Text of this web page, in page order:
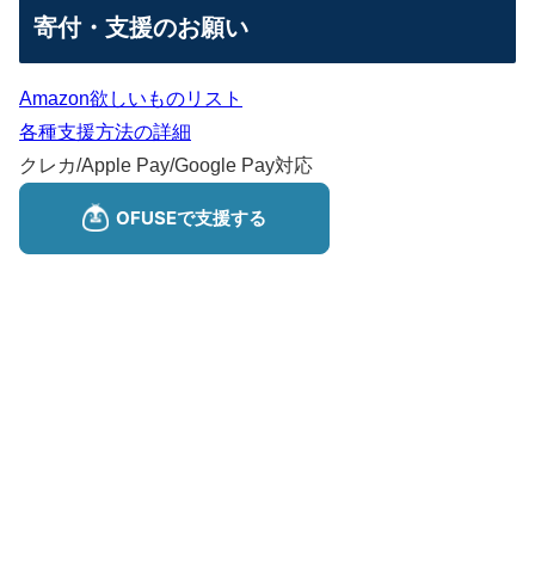
寄付・支援のお願い
Amazon欲しいものリスト
各種支援方法の詳細
クレカ/Apple Pay/Google Pay対応